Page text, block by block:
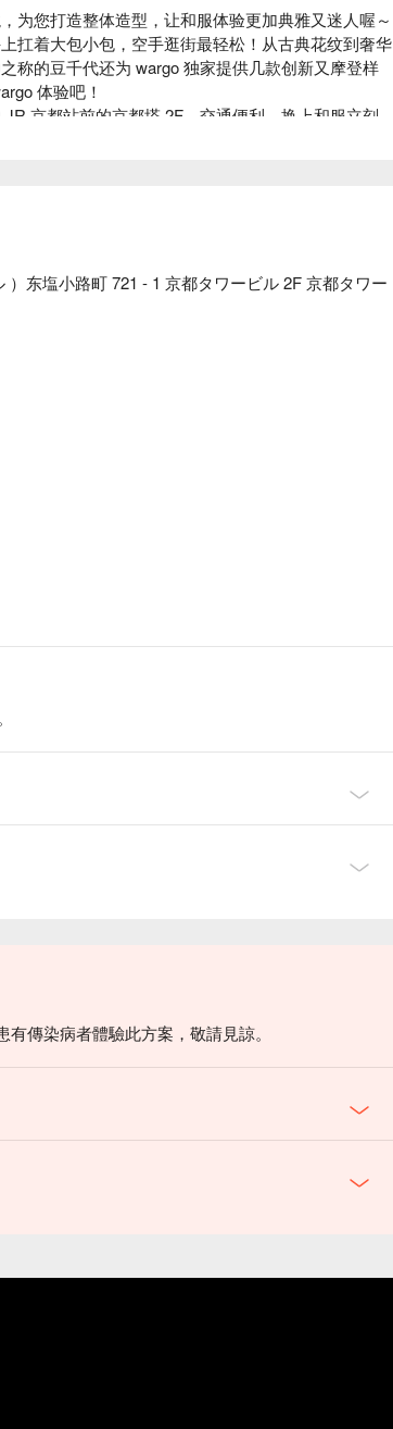
为您打造整体造型，让和服体验更加典雅又迷人喔～
扛着大包小包，空手逛街最轻松！从古典花纹到奢华
称的豆千代还为 wargo 独家提供几款创新又摩登样
体验吧！
JR 京都站前的京都塔 2F，交通便利，换上和服立刻
东塩小路町 721 - 1 京都タワービル 2F 京都タワー
傳染病者體驗此方案，敬請見諒。